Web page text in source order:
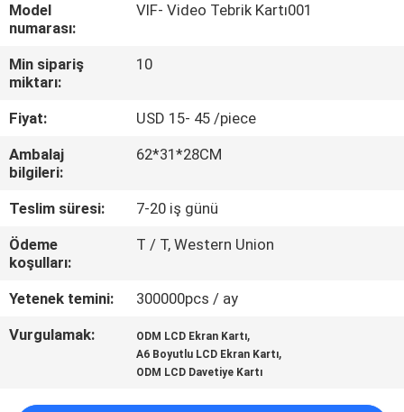
FABRIKA
TURU
KALITE
BIZIMLE
GEÇIN
TEKLIF
Model
numarası:
VIF- Video Tebrik Kartı001
Min sipariş
miktarı:
10
Fiyat:
USD 15- 45 /piece
Ambalaj
bilgileri:
62*31*28CM
Teslim süresi:
7-20 iş günü
Ödeme
koşulları:
T / T, Western Union
Yetenek temini:
300000pcs / ay
Vurgulamak:
ODM LCD Ekran Kartı,
A6 Boyutlu LCD Ekran Kartı,
ODM LCD Davetiye Kartı